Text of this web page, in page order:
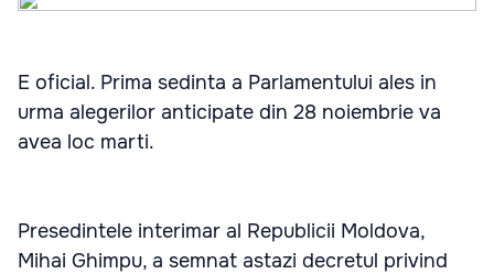
E oficial. Prima sedinta a Parlamentului ales in
urma alegerilor anticipate din 28 noiembrie va
avea loc marti.
Presedintele interimar al Republicii Moldova,
Mihai Ghimpu, a semnat astazi decretul privind